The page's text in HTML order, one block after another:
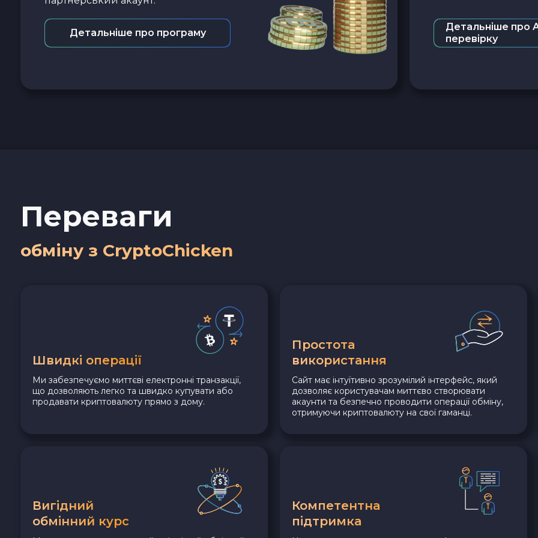
Детальніше про програму
Детальніше про
перевірку
Переваги
обміну з CryptoChicken
Швидкі операції
Ми забезпечуємо миттєві електронні транзакції,
що дозволяють легко та швидко купувати або
продавати криптовалюту прямо з дому.
Простота
використання
Сайт має інтуїтивно зрозумілий інтерфейс, який
дозволяє користувачам миттєво створювати
акаунти та безпечно проводити операції обміну,
отримуючи криптовалюту на свої гаманці.
Вигідний
обмінний курс
Компетентна
підтримка